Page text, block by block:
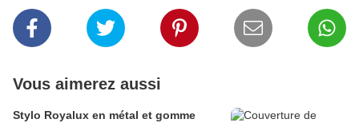
Vous aimerez aussi
Stylo Royalux en métal et gomme